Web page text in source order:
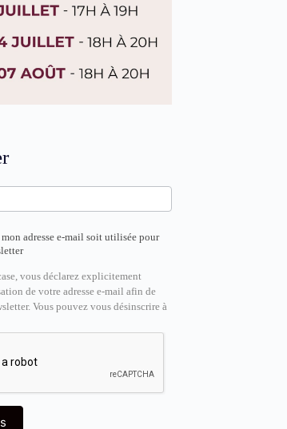
mon adresse e-mail soit utilisée pour
vous déclarez explicitement
de votre adresse e-mail afin de
Vous pouvez vous désinscrire à